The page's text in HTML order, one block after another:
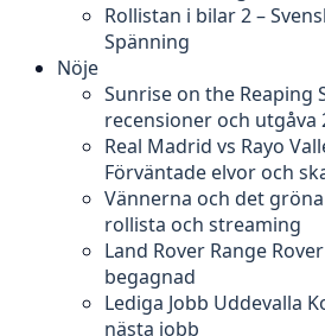
Rollistan i bilar 2 –
Spänning
Nöje
Sunrise on the Reaping
recensioner och utgåva
Real Madrid vs Rayo
Förväntade elvor och
Vännerna och det
rollista och streaming
Land Rover Range
begagnad
Lediga Jobb Uddevalla
nästa jobb